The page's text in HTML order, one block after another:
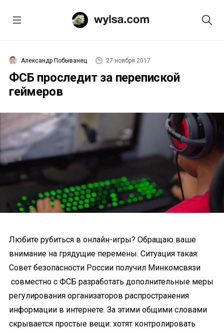
Александр Побыванец 27 ноября 2017
ФСБ проследит за перепиской
геймеров
Любите рубиться в онлайн-игры? Обращаю ваше
внимание на грядущие перемены. Ситуация такая:
Совет безопасности России получил Минкомсвязи
совместно с ФСБ разработать дополнительные меры
регулирования организаторов распространения
информации в интернете. За этими общими словами
скрывается простые вещи: хотят контролировать